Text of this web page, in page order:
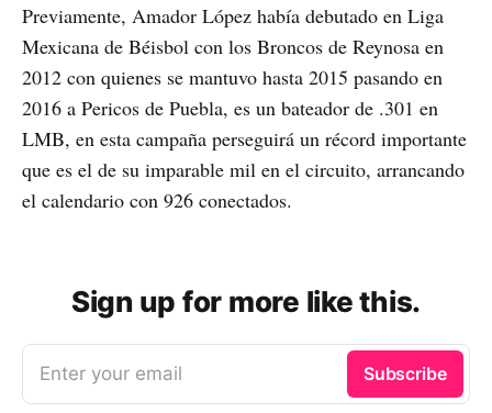
Previamente, Amador López había debutado en Liga
Mexicana de Béisbol con los Broncos de Reynosa en
2012 con quienes se mantuvo hasta 2015 pasando en
2016 a Pericos de Puebla, es un bateador de .301 en
LMB, en esta campaña perseguirá un récord importante
que es el de su imparable mil en el circuito, arrancando
el calendario con 926 conectados.
Sign up for more like this.
Enter your email Subscribe